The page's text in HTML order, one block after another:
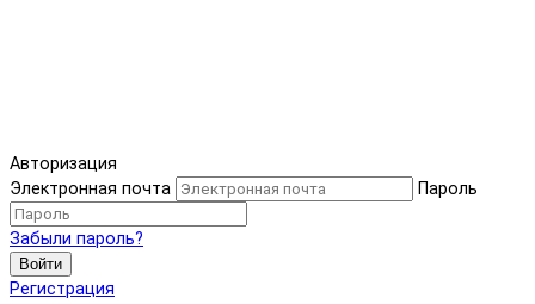
Авторизация
Электронная почта
Пароль
Забыли пароль?
Войти
Регистрация